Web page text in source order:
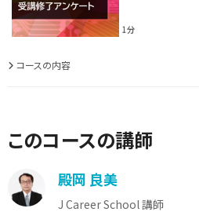
1分
コースの内容
このコースの講師
殿岡 良美
J Career School 講師